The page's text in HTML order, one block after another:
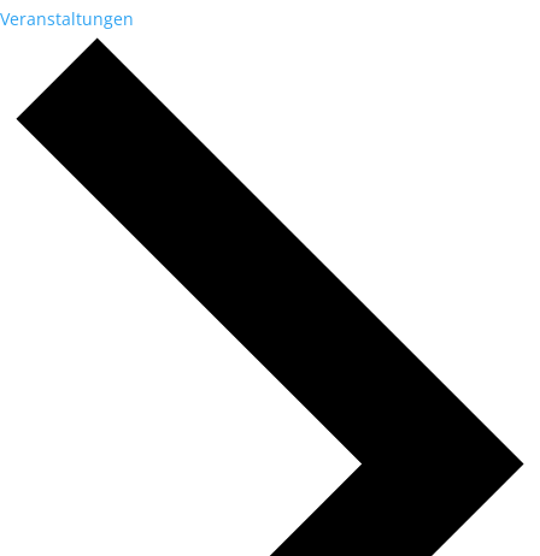
Veranstaltungen